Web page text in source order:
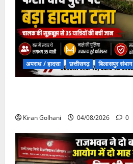
अपराध / हादसा छत्तीसगढ़ बिलासपुर संभाग
Kiran Golhani 04/08/2026 0